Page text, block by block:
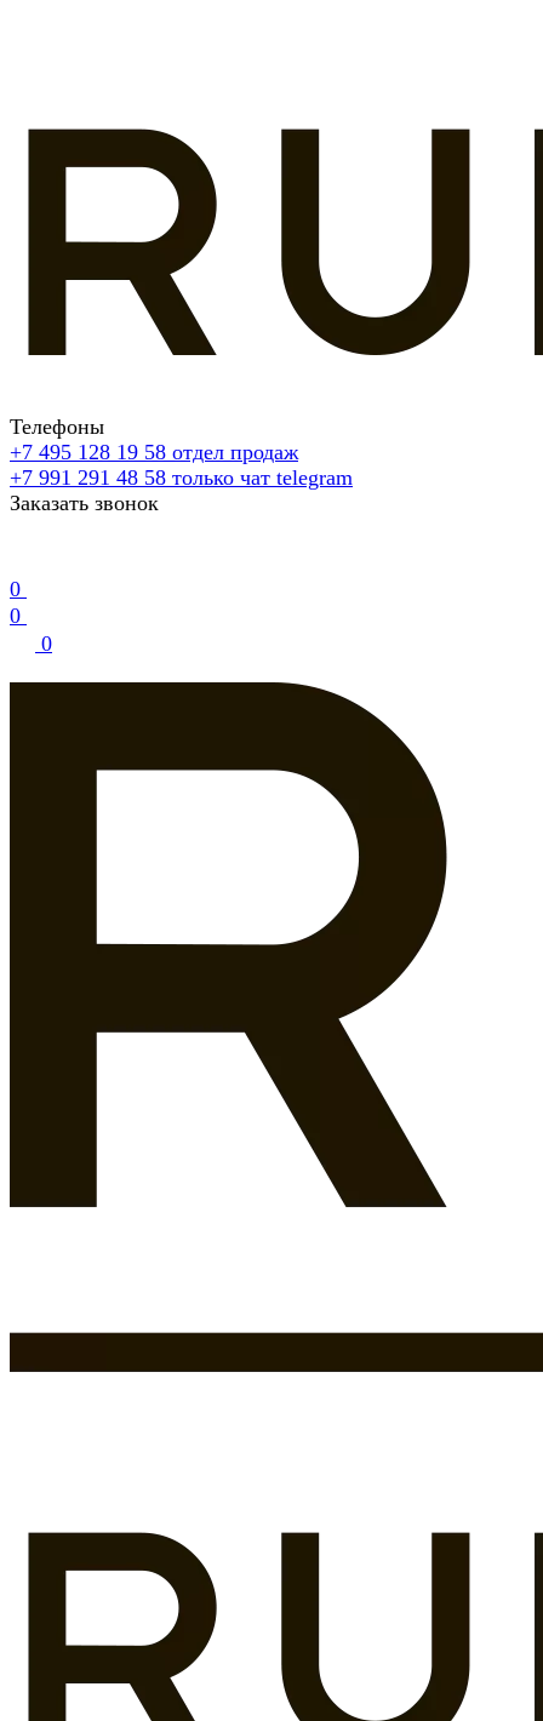
Телефоны
+7 495 128 19 58 отдел продаж
+7 991 291 48 58 только чат telegram
Заказать звонок
0
0
0